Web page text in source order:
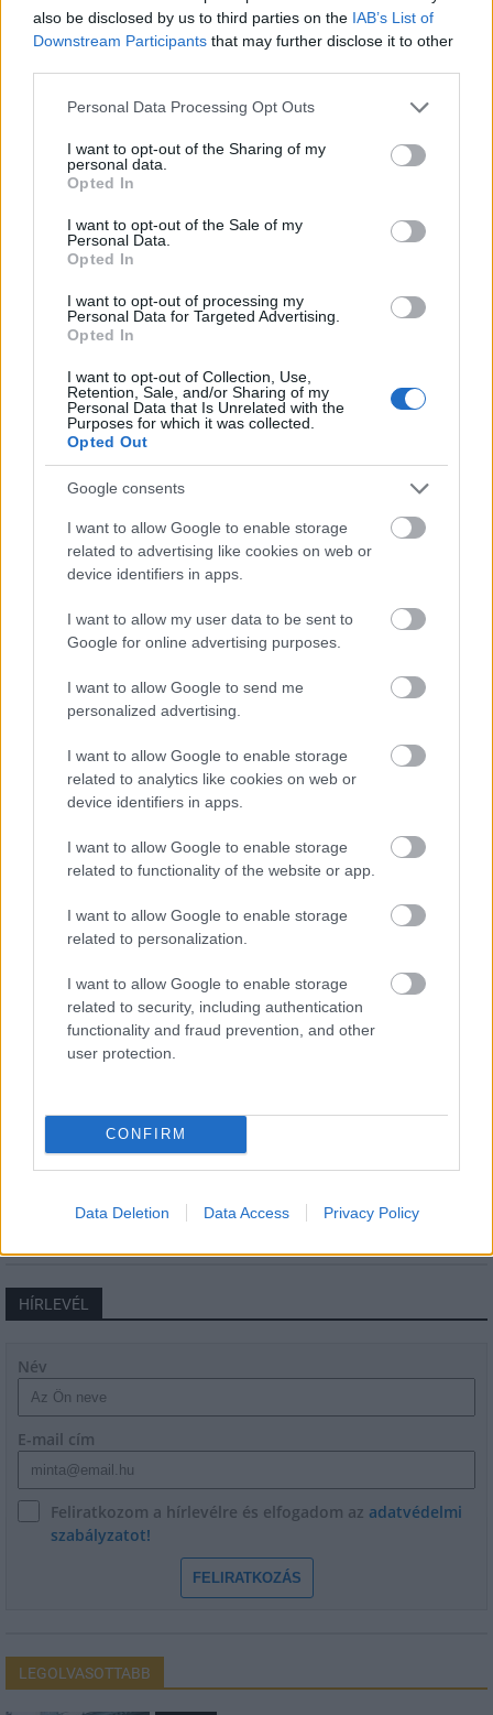
also be disclosed by us to third parties on the IAB’s List of
Downstream Participants that may further disclose it to other
Please note that this website/app uses one or more Google
not limited to your visit or usage behaviour. You may click to
grant or deny consent to Google and its third-party tags to
use your data for below specified purposes in below Google
consent section.
Personal Data Processing Opt Outs
I want to opt-out of the Sharing of my
personal data.
Opted In
I want to opt-out of the Sale of my
Personal Data.
Opted In
I want to opt-out of processing my
Personal Data for Targeted Advertising.
Opted In
I want to opt-out of Collection, Use,
Retention, Sale, and/or Sharing of my
Personal Data that Is Unrelated with the
Purposes for which it was collected.
Opted Out
Google consents
I want to allow Google to enable storage
related to advertising like cookies on web or
device identifiers in apps.
I want to allow my user data to be sent to
Google for online advertising purposes.
I want to allow Google to send me
personalized advertising.
I want to allow Google to enable storage
related to analytics like cookies on web or
device identifiers in apps.
I want to allow Google to enable storage
related to functionality of the website or app.
I want to allow Google to enable storage
related to personalization.
I want to allow Google to enable storage
related to security, including authentication
functionality and fraud prevention, and other
user protection.
CONFIRM
Data Deletion Data Access Privacy Policy
Amire többmillióan vártunk: szombattól másodfokúra
csökken a riasztás
MAGYAR ÉPÍTŐK
Belváros-Lipótváros
játszótér
Újragondolják Lipótváros rejtett, zöld parkját
klímatudatos gondolkodás és a helyi identitás erősítése kerül a
középpontba.
Történelmi táj, amelynek minden köve
mesél – megújul a tatai Angolkert
Bicske Kelet csomópont építése
Új gyalogosátkelők és jelzőlámpás
csomópont épül Angyalföldön
Másfélszeresére bővítik
Hódmezővásárhely jó hírű református
iskoláját
HÍRLEVÉL
Név
E-mail cím
Feliratkozom a hírlevélre és elfogadom az adatvédelmi
szabályzatot!
FELIRATKOZÁS
LEGOLVASOTTABB